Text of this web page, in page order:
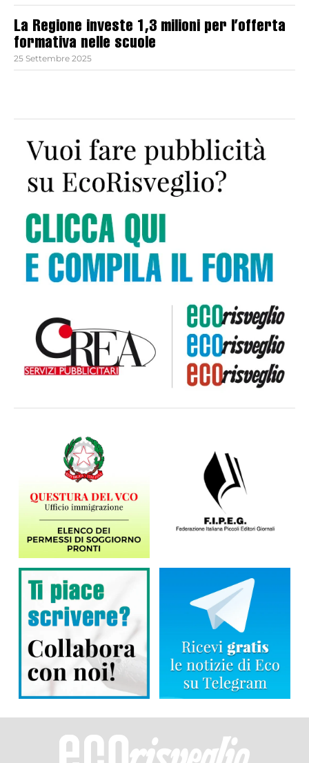
La Regione investe 1,3 milioni per l’offerta
formativa nelle scuole
25 Settembre 2025